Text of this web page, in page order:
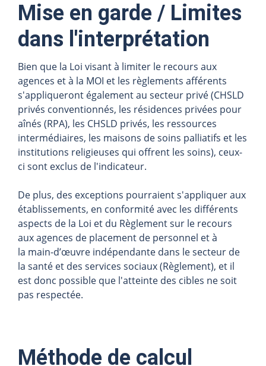
Mise en garde / Limites
dans l'interprétation
Bien que la Loi visant à limiter le recours aux
agences et à la MOI et les règlements afférents
s'appliqueront également au secteur privé (CHSLD
privés conventionnés, les résidences privées pour
aînés (RPA), les CHSLD privés, les ressources
intermédiaires, les maisons de soins palliatifs et les
institutions religieuses qui offrent les soins), ceux-
ci sont exclus de l'indicateur.
De plus, des exceptions pourraient s'appliquer aux
établissements, en conformité avec les différents
aspects de la Loi et du Règlement sur le recours
aux agences de placement de personnel et à
la main-d’œuvre indépendante dans le secteur de
la santé et des services sociaux (Règlement), et il
est donc possible que l'atteinte des cibles ne soit
pas respectée.
Méthode de calcul